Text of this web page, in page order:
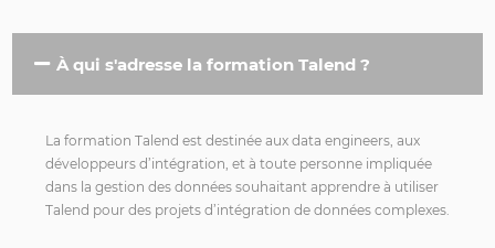
À qui s'adresse la formation Talend ?
La formation Talend est destinée aux data engineers, aux
développeurs d’intégration, et à toute personne impliquée
dans la gestion des données souhaitant apprendre à utiliser
Talend pour des projets d’intégration de données complexes.